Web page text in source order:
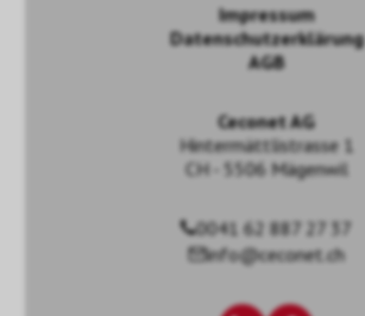
Impressum
Datenschutzerklärung
AGB
Ceconet AG
Hintermättlistrasse 1
CH - 5506 Mägenwil
0041 62 887 27 37
info@ceconet.ch